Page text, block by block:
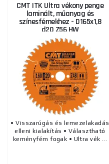
CMT ITK Ultra vékony penge
laminált, műanyag és
színesfémekhez - D165x1,8
d20 Z56 HW
• Visszarúgás és lemezelakadás
elleni kialakítás • Választható
keményfém fogak • Ultra vék ...